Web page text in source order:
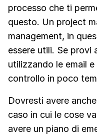
processo che ti
questo. Un project
management, in
essere utili. Se
utilizzando le email
controllo in poco
Dovresti avere
caso in cui le cose
avere un piano di